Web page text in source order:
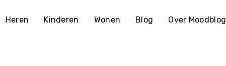
Heren Kinderen Wonen Blog Over Moodblog